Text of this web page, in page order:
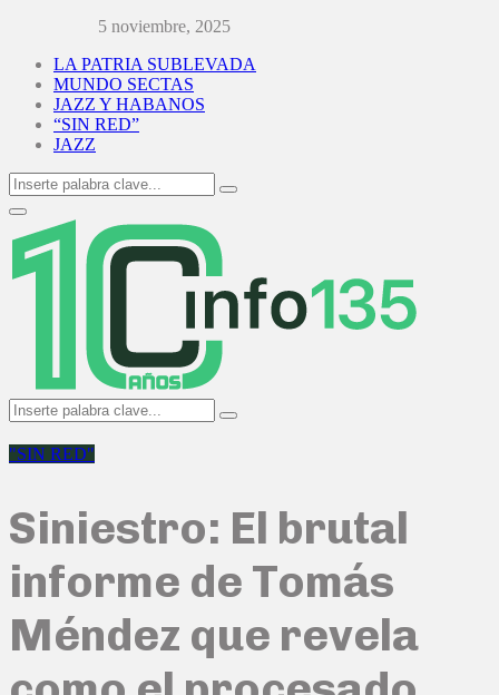
5 noviembre, 2025
LA PATRIA SUBLEVADA
MUNDO SECTAS
JAZZ Y HABANOS
“SIN RED”
JAZZ
Search
for:
Search
Primary
Menu
Search
for:
Search
"SIN RED"
Siniestro: El brutal
informe de Tomás
Méndez que revela